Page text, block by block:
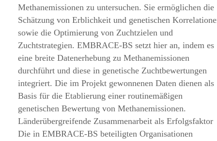
Methanemissionen zu untersuchen. Sie ermöglichen die
Schätzung von Erblichkeit und genetischen
sowie die Optimierung von Zuchtzielen und
Zuchtstrategien. EMBRACE-BS setzt hier an, indem es
eine breite Datenerhebung zu Methanemissionen
durchführt und diese in genetische Zuchtbewertungen
integriert. Die im Projekt gewonnenen Daten dienen als
Basis für die Etablierung einer routinemäßigen
genetischen Bewertung von Methanemissionen.
Länderübergreifende Zusammenarbeit als Erfolgsfaktor
Die in EMBRACE-BS beteiligten Organisationen